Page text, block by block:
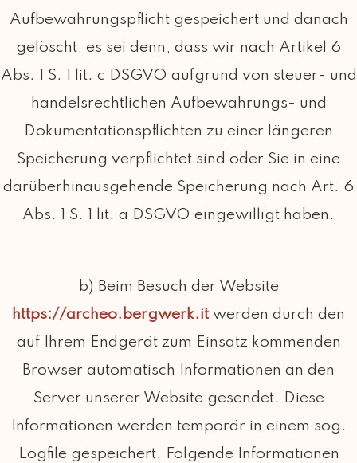
Aufbewahrungspflicht gespeichert und danach
gelöscht, es sei denn, dass wir nach Artikel 6
Abs. 1 S. 1 lit. c DSGVO aufgrund von steuer- und
handelsrechtlichen Aufbewahrungs- und
Dokumentationspflichten zu einer längeren
Speicherung verpflichtet sind oder Sie in eine
darüberhinausgehende Speicherung nach Art. 6
Abs. 1 S. 1 lit. a DSGVO eingewilligt haben.
b) Beim Besuch der Website
https://archeo.bergwerk.it werden durch den
auf Ihrem Endgerät zum Einsatz kommenden
Browser automatisch Informationen an den
Server unserer Website gesendet. Diese
Informationen werden temporär in einem sog.
Logfile gespeichert. Folgende Informationen